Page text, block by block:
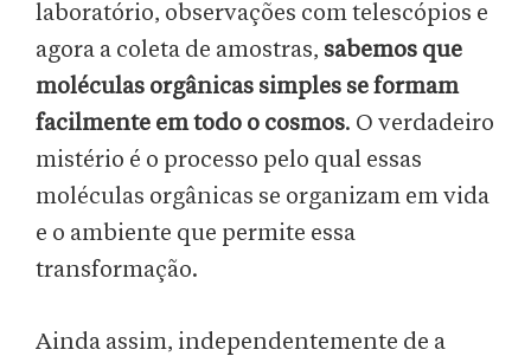
laboratório, observações com telescópios e
agora a coleta de amostras, sabemos que
moléculas orgânicas simples se formam
facilmente em todo o cosmos. O verdadeiro
mistério é o processo pelo qual essas
moléculas orgânicas se organizam em vida
e o ambiente que permite essa
transformação.
Ainda assim, independentemente de a